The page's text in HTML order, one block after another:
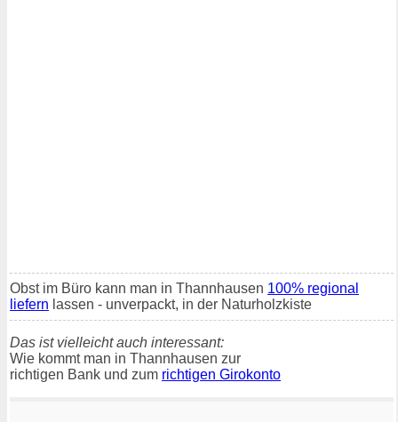
Obst im Büro kann man in Thannhausen 100% regional
liefern lassen - unverpackt, in der Naturholzkiste
Das ist vielleicht auch interessant:
Wie kommt man in Thannhausen zur
richtigen Bank und zum richtigen Girokonto